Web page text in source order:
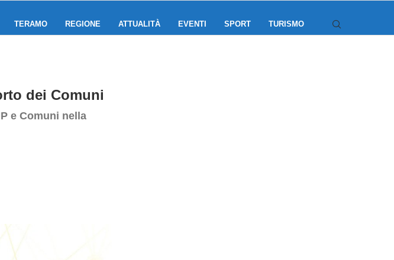
TERAMO REGIONE ATTUALITÀ EVENTI SPORT TURISMO
dei Comuni
e Comuni nella